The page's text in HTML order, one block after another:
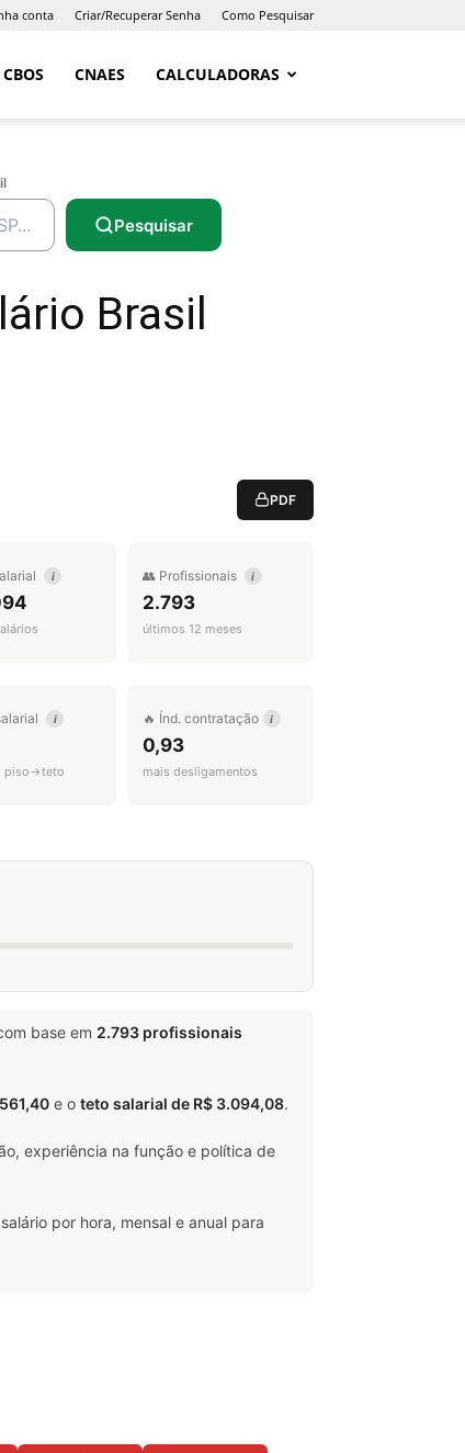
conta Criar/Recuperar Senha Como Pesquisar
CBOS CNAES CALCULADORAS
Pesquisar
Brasil
PDF
i 👥 Profissionais i
2.793
últimos 12 meses
i
piso→teto
🔥 Índ. contratação i
0,93
mais desligamentos
base em 2.793 profissionais
e o teto salarial de R$ 3.094,08.
experiência na função e política de
por hora, mensal e anual para